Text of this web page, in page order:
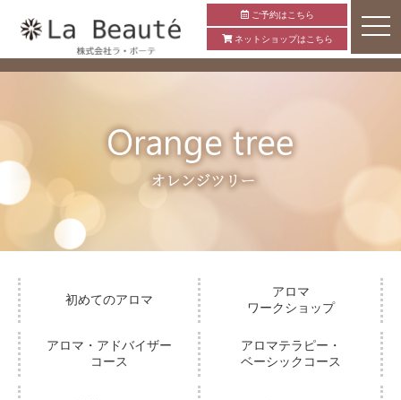
ご予約はこちら
ネットショップはこちら
初めてのアロマ
アロマ
ワークショップ
アロマ・アドバイザー
コース
アロマテラピー・
ベーシックコース